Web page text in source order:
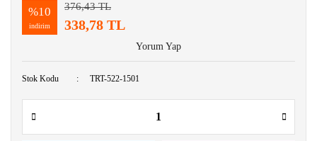
%10
indirim
376,43 TL
338,78 TL
Yorum Yap
Stok Kodu TRT-522-1501